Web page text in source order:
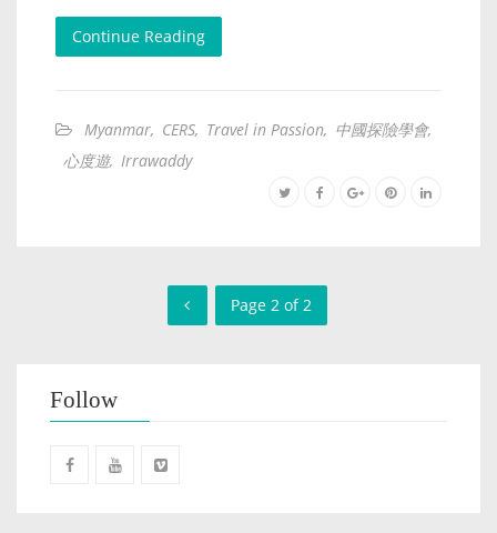
Continue Reading
Myanmar, CERS, Travel in Passion, 中國探險學會,
心度遊, Irrawaddy
Page 2 of 2
Follow